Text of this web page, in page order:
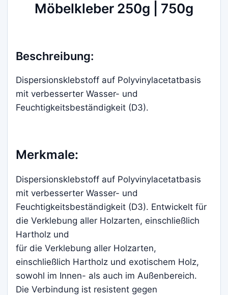
Möbelkleber 250g | 750g
Beschreibung:
Dispersionsklebstoff auf Polyvinylacetatbasis
mit verbesserter Wasser- und
Feuchtigkeitsbeständigkeit (D3).
Merkmale:
Dispersionsklebstoff auf Polyvinylacetatbasis
mit verbesserter Wasser- und
Feuchtigkeitsbeständigkeit (D3). Entwickelt für
die Verklebung aller Holzarten, einschließlich
Hartholz und
für die Verklebung aller Holzarten,
einschließlich Hartholz und exotischem Holz,
sowohl im Innen- als auch im Außenbereich.
Die Verbindung ist resistent gegen